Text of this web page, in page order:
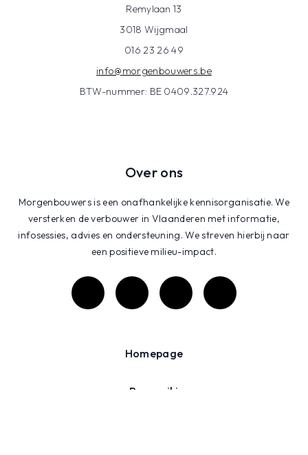
Remylaan 13
3018 Wijgmaal
016 23 26 49
info@morgenbouwers.be
BTW-nummer: BE 0409.327.924
Over ons
Morgenbouwers is een onafhankelijke kennisorganisatie. We
versterken de verbouwer in Vlaanderen met informatie,
infosessies, advies en ondersteuning. We streven hierbij naar
een positieve milieu-impact.
Homepage
Bouwwiki